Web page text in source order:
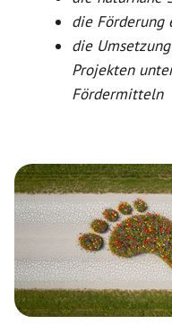
die Förderung
die
Projekten
Fördermitteln